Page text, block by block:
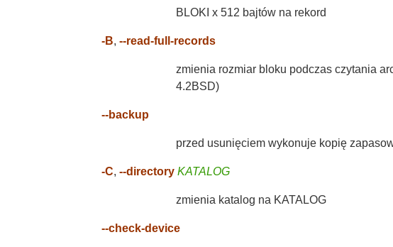
BLOKI x 512 bajtów na rekord
-B, --read-full-records
zmienia rozmiar bloku podczas czytania
4.2BSD)
--backup
przed usunięciem wykonuje kopię
-C, --directory KATALOG
zmienia katalog na KATALOG
--check-device